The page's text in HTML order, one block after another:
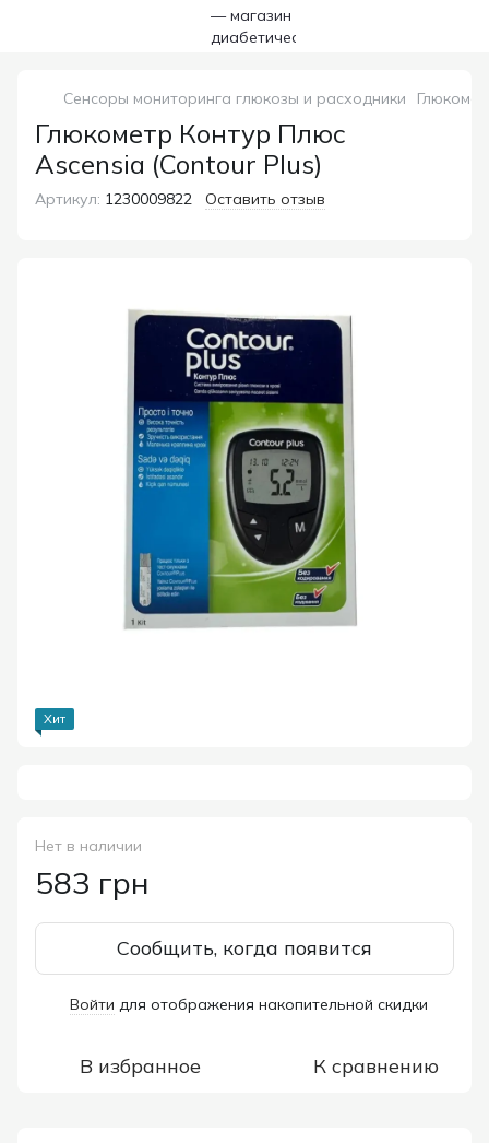
Сенсоры мониторинга глюкозы и расходники
Глюкометр Контур Плюс
Ascensia (Contour Plus)
Артикул: 1230009822 Оставить отзыв
Хит
Нет в наличии
583 грн
Сообщить, когда появится
Войти для отображения накопительной скидки
В избранное К сравнению